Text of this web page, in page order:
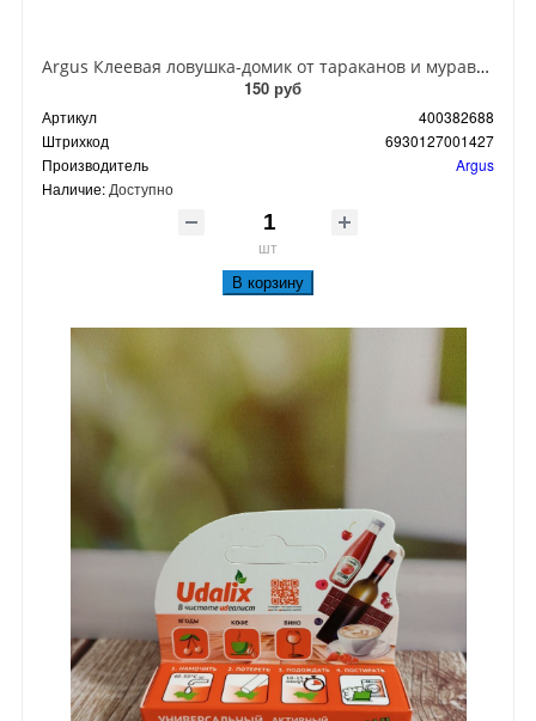
Argus Клеевая ловушка-домик от тараканов и муравьев
150 руб
Артикул
400382688
Штрихкод
6930127001427
Производитель
Argus
Наличие:Доступно
шт
В корзину